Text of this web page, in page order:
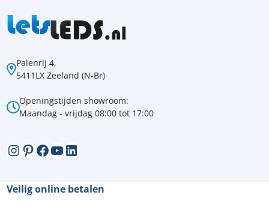
Palenrij 4,
5411LX Zeeland (N-Br)
Openingstijden showroom:
Maandag - vrijdag 08:00 tot 17:00
Instagram
Pinterest
Facebook
YouTube
LinkedIn
Veilig online betalen